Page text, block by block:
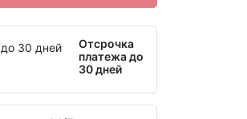
Отсрочка
платежа до
30 дней